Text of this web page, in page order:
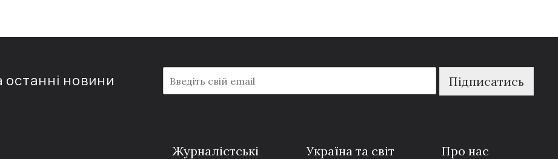
останні новини
m
a
Підписатись
Журналістські
Україна та світ
Про нас